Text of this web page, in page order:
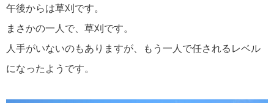
午後からは草刈です。
まさかの一人で、草刈です。
人手がいないのもありますが、もう一人で任されるレベル
になったようです。